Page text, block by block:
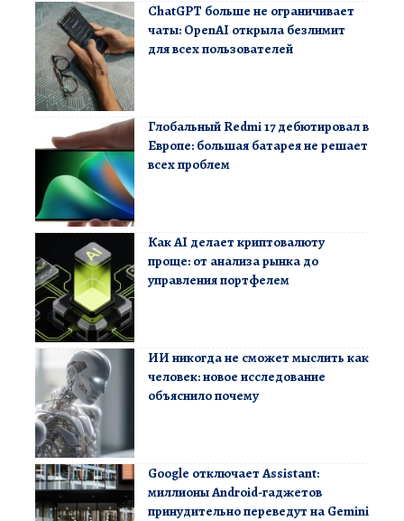
ChatGPT больше не ограничивает
чаты: OpenAI открыла безлимит
для всех пользователей
Глобальный Redmi 17 дебютировал в
Европе: большая батарея не решает
всех проблем
Как AI делает криптовалюту
проще: от анализа рынка до
управления портфелем
ИИ никогда не сможет мыслить как
человек: новое исследование
объяснило почему
Google отключает Assistant:
миллионы Android-гаджетов
принудительно переведут на Gemini